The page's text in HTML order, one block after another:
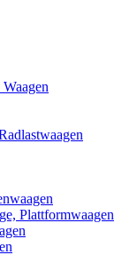
Plattformwaagen